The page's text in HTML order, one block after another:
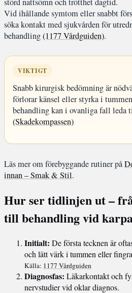
Vid ihållande symtom eller snabbt
söka kontakt med sjukvården för
behandling(1177 Vårdguiden).
VIKTIGT
Snabb kirurgisk bedömning är
förlorar känsel eller styrka i
behandling kan i ovanliga fall leda
(Skadekompassen)
Läs mer om förebyggande rutiner på
innan – Smak & Stil.
Hur ser tidlinjen ut –
till behandling vid
Initialt: De första tecknen är
och lätt värk i tummen eller
Källa: 1177 Vårdguiden
Diagnosfas: Läkarkontakt och
nervstudier vid oklar diagnos.